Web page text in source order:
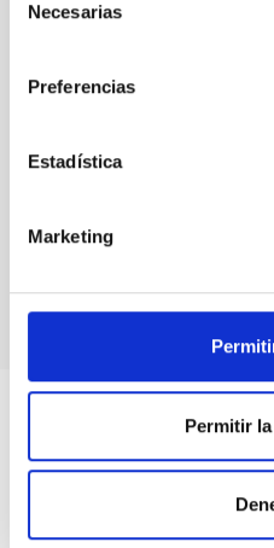
Necesarias
Preferencias
Estadística
Marketing
Permitir
NOT IN FORCE